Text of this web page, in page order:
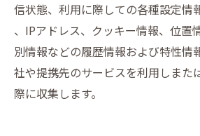
信状態、利用に際しての各種設定情
、IPアドレス、クッキー情報、位置
別情報などの履歴情報および特性情
社や提携先のサービスを利用しまた
際に収集します。